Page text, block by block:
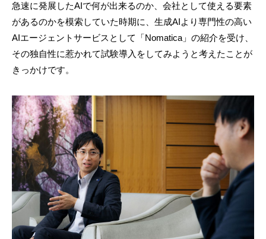
急速に発展したAIで何が出来るのか、会社として使える要素
があるのかを模索していた時期に、生成AIより専門性の高い
AIエージェントサービスとして「Nomatica」の紹介を受け、
その独自性に惹かれて試験導入をしてみようと考えたことが
きっかけです。